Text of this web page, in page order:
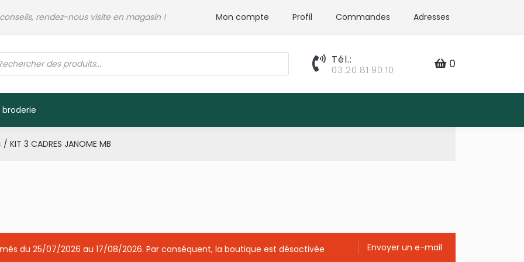
rendez-nous visite en magasin ! Mon compte Profil Commandes Adresses
Tél.:
03.20.81.90.10 0
/ KIT 3 CADRES JANOME MB
Envoyer un e-mail
du 25/07/2026 au 17/08/2026. Par conséquent, la boutique est désactivée